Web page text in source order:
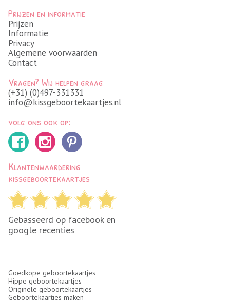
Prijzen en informatie
Prijzen
Informatie
Privacy
Algemene voorwaarden
Contact
Vragen? Wij helpen graag
(+31) (0)497-331331
info@kissgeboortekaartjes.nl
volg ons ook op:
Klantenwaardering
kissgeboortekaartjes
Gebasseerd op facebook en
google recenties
Goedkope geboortekaartjes
Hippe geboortekaartjes
Originele geboortekaartjes
Geboortekaartjes maken